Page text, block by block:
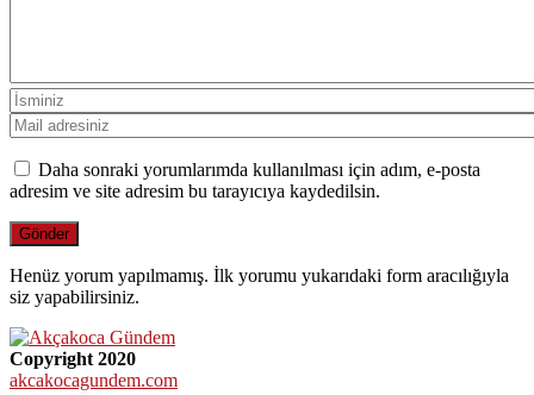
Daha sonraki yorumlarımda kullanılması için adım, e-posta
adresim ve site adresim bu tarayıcıya kaydedilsin.
Henüz yorum yapılmamış. İlk yorumu yukarıdaki form aracılığıyla
siz yapabilirsiniz.
Copyright 2020
akcakocagundem.com